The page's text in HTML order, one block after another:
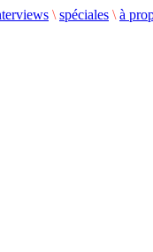
\ spéciales \ à